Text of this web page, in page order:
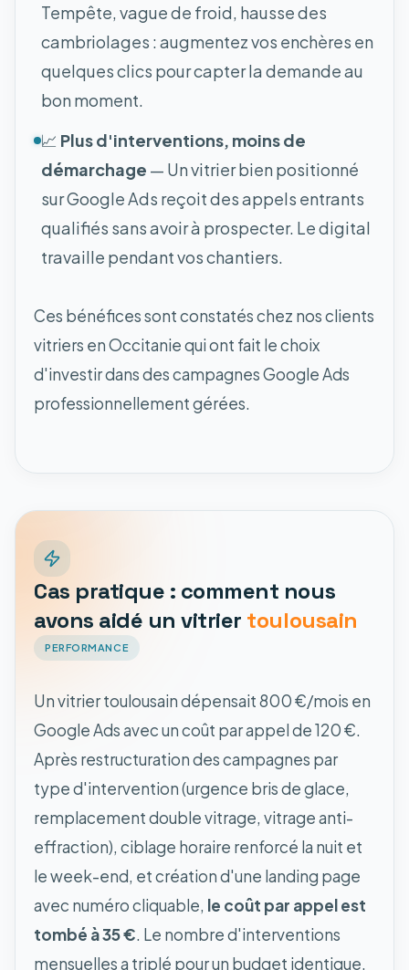
Tempête, vague de froid, hausse des
cambriolages : augmentez vos enchères en
quelques clics pour capter la demande au
bon moment.
📈 Plus d'interventions, moins de
démarchage — Un vitrier bien positionné
sur Google Ads reçoit des appels entrants
qualifiés sans avoir à prospecter. Le digital
travaille pendant vos chantiers.
Ces bénéfices sont constatés chez nos clients
vitriers en Occitanie qui ont fait le choix
d'investir dans des campagnes Google Ads
professionnellement gérées.
Cas pratique : comment nous
avons aidé un vitrier toulousain
PERFORMANCE
Un vitrier toulousain dépensait 800 €/mois en
Google Ads avec un coût par appel de 120 €.
Après restructuration des campagnes par
type d'intervention (urgence bris de glace,
remplacement double vitrage, vitrage anti-
effraction), ciblage horaire renforcé la nuit et
le week-end, et création d'une landing page
avec numéro cliquable, le coût par appel est
tombé à 35 €. Le nombre d'interventions
mensuelles a triplé pour un budget identique.